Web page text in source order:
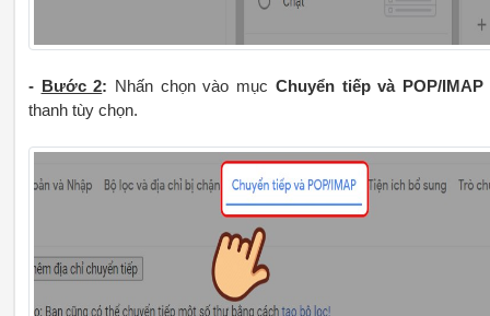
- Bước 2: Nhấn chọn vào mục Chuyển tiếp và POP/IMAP
thanh tùy chọn.